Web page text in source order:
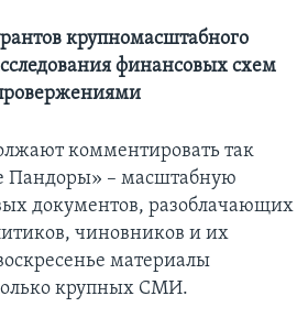
крупномасштабного
финансовых схем
комментировать так
Пандоры» – масштабную
документов, разоблачающих
чиновников и их
материалы
крупных СМИ.